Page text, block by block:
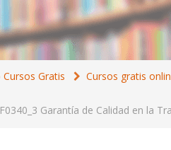
Cursos Gratis Cursos gratis
Garantía de Calidad en la